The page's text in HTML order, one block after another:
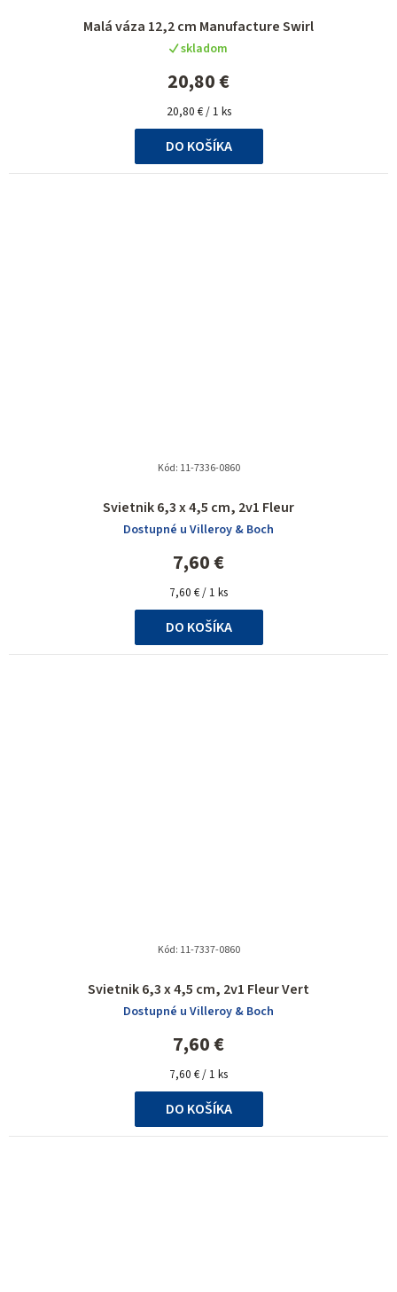
Malá váza 12,2 cm Manufacture Swirl
hodnotenie
produktu
je
5,0
z
5
hviezdičiek.
skladom
20,80 €
Jednotková
cena:
20,80 € / 1 ks
DO KOŠÍKA
Svietnik 6,3 x 4,5 cm, 2v1 Fleur
Dostupné u Villeroy & Boch
7,60 €
Jednotková
cena:
7,60 € / 1 ks
DO KOŠÍKA
Kód: 11-7336-0860
Svietnik 6,3 x 4,5 cm, 2v1 Fleur Vert
Dostupné u Villeroy & Boch
7,60 €
Jednotková
cena:
7,60 € / 1 ks
DO KOŠÍKA
Kód: 11-7337-0860